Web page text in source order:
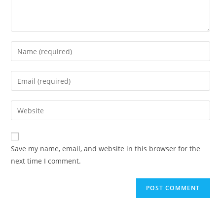
Save my name, email, and website in this browser for the
next time I comment.